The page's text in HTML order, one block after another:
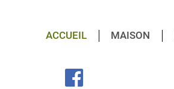
ACCUEIL MAISON